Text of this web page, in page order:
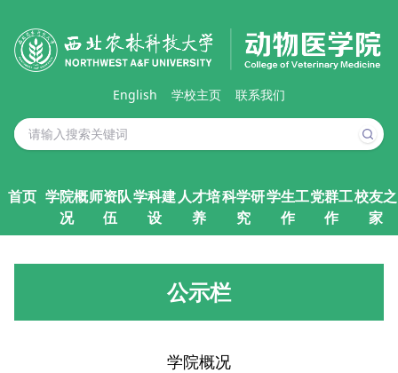
English 学校主页 联系我们
首页 学院概
况
师资队
伍
学科建
设
人才培
养
科学研
究
学生工
作
党群工
作
校友之
家
公示栏
学院概况